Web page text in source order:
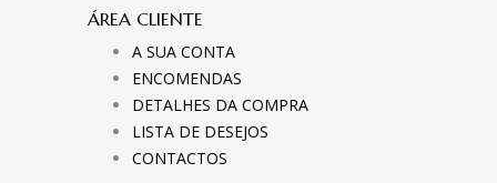
ÁREA CLIENTE
A SUA CONTA
ENCOMENDAS
DETALHES DA COMPRA
LISTA DE DESEJOS
CONTACTOS